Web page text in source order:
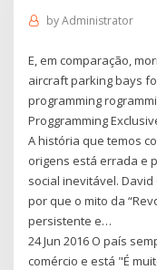
byAdministrator
E, em comparação,
aircraft parking bays
programming
Proggramming
A história que temos
origens está errada e
social inevitável.
por que o mito da
persistente e…
24 Jun 2016 O país
comércio e está "É